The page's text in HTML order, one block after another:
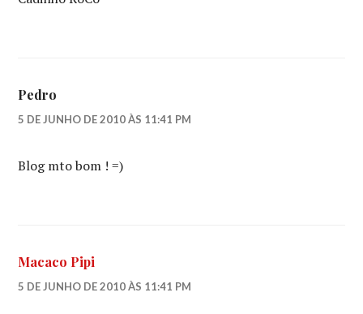
Pedro
5 DE JUNHO DE 2010 ÀS 11:41 PM
Blog mto bom ! =)
Macaco Pipi
5 DE JUNHO DE 2010 ÀS 11:41 PM